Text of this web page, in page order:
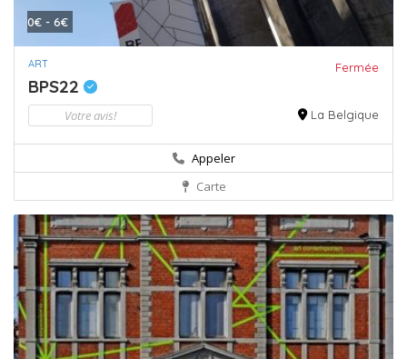
0€ - 6€
ART Fermée
BPS22
Votre avis! La Belgique
Appeler
Carte